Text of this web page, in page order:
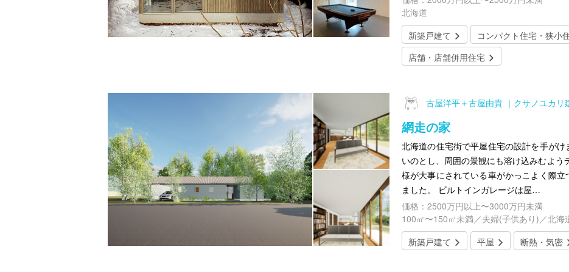
北海道
新築戸建て
コンパクト住宅・狭小
店舗・店舗併用住宅
古屋洋平＋古屋由貴 ｜クサノユカリ
網走の家
北海道の住宅街で平屋住宅の設計を手が
いのとし、周囲の景観にも溶け込みむよう
様が大事にされている車がかっこよく際
ました。 ビルトインガレージは屋…
価格：2500万円以上〜3000万円未満
100㎡〜150㎡未満／夫婦(子供あり)／北海
新築戸建て
平屋 断熱・気密